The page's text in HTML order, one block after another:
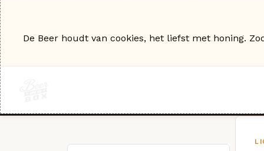
De Beer houdt van cookies, het liefst met honing.